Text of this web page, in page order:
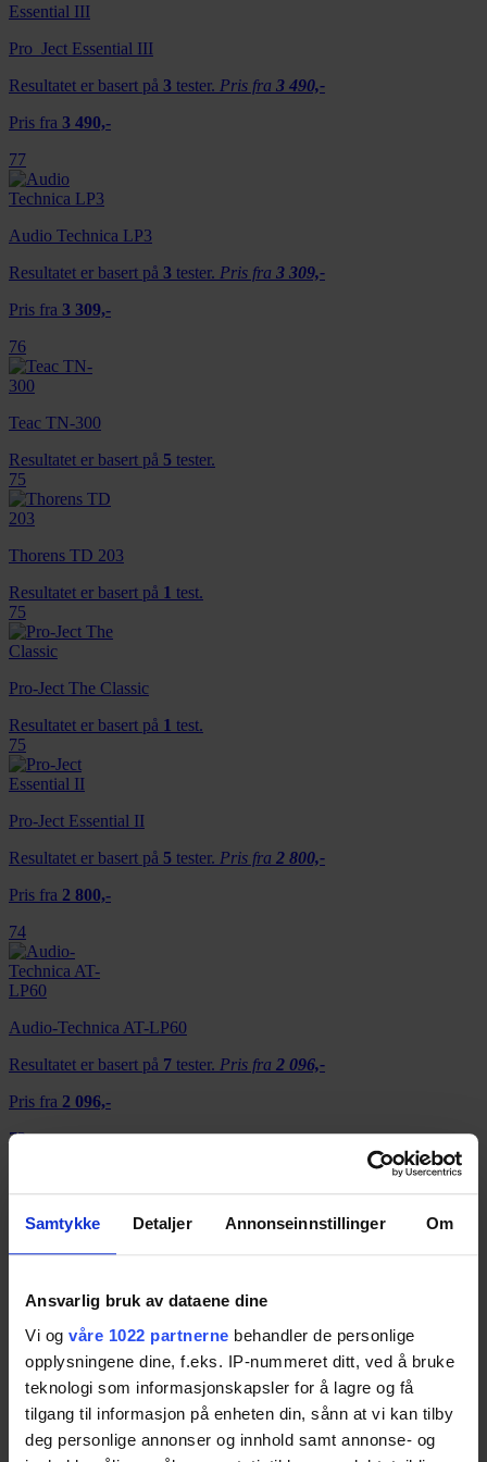
Samtykke Detaljer Annonseinnstillinger Om
Ansvarlig bruk av dataene dine
Vi og våre 1022 partnerne behandler de personlige
opplysningene dine, f.eks. IP-nummeret ditt, ved å bruke
teknologi som informasjonskapsler for å lagre og få
tilgang til informasjon på enheten din, sånn at vi kan tilby
deg personlige annonser og innhold samt annonse- og
Pro_Ject Essential III
Resultatet er basert på 3 tester. Pris fra 3 490,-
Pris fra 3 490,-
77
Audio Technica LP3
Resultatet er basert på 3 tester. Pris fra 3 309,-
Pris fra 3 309,-
76
Teac TN-300
Resultatet er basert på 5 tester.
75
Thorens TD 203
Resultatet er basert på 1 test.
75
Pro-Ject The Classic
Resultatet er basert på 1 test.
75
Pro-Ject Essential II
Resultatet er basert på 5 tester. Pris fra 2 800,-
Pris fra 2 800,-
74
Audio-Technica AT-LP60
Resultatet er basert på 7 tester. Pris fra 2 096,-
Pris fra 2 096,-
73
Pioneer PL-30-K
Resultatet er basert på
Lenco L-3808
Resultatet er basert på1test.Pris fra3 152,-
Pris fra3 152,-